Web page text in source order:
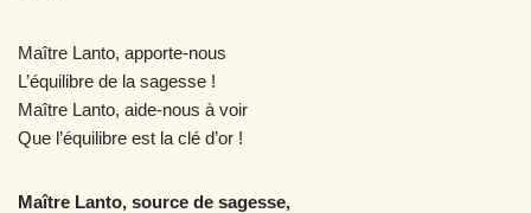
Maître Lanto, apporte-nous
L’équilibre de la sagesse !
Maître Lanto, aide-nous à voir
Que l’équilibre est la clé d’or !
Maître Lanto, source de sagesse,